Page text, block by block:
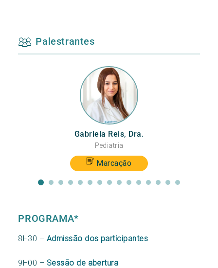
Palestrantes
Gabriela Reis, Dra.
Pediatria
Marcação
PROGRAMA*
8H30 – Admissão dos participantes
9H00 – Sessão de abertura